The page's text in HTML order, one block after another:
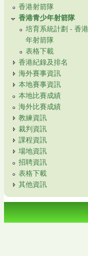
香港射箭隊
香港青少年射箭隊
培育系統計劃 - 香
年射箭隊
表格下載
香港紀錄及排名
海外賽事資訊
本地賽事資訊
本地比賽成績
海外比賽成績
教練資訊
裁判資訊
課程資訊
場地資訊
招聘資訊
表格下載
其他資訊